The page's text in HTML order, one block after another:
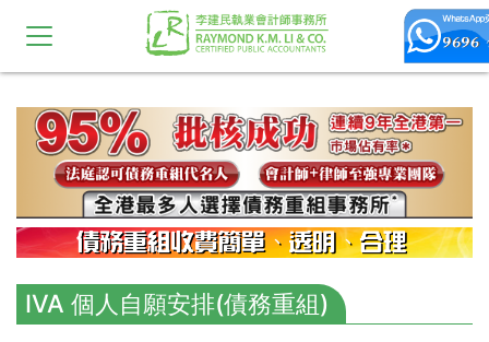
10,11,12,13,14,15,16,17,18,19,20
IVA 個人自願安排(債務重組)